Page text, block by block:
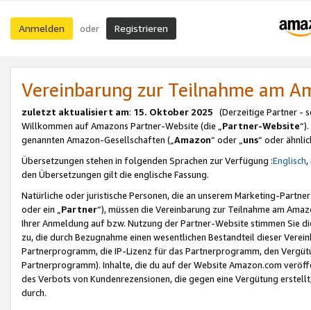
Anmelden oder Registrieren
Vereinbarung zur Teilnahme am
zuletzt aktualisiert am: 15. Oktober 2025 (Derzeitige Partner -
Willkommen auf Amazons Partner-Website (die „Partner-Website
genannten Amazon-Gesellschaften („Amazon“ oder „uns“ oder
Übersetzungen stehen in folgenden Sprachen zur Verfügung :Englisch,
den Übersetzungen gilt die englische Fassung.
Natürliche oder juristische Personen, die an unserem Marketing-
oder ein „Partner“), müssen die Vereinbarung zur Teilnahme am
Ihrer Anmeldung auf bzw. Nutzung der Partner-Website stimmen Sie
zu, die durch Bezugnahme einen wesentlichen Bestandteil dieser
Partnerprogramm, die IP-Lizenz für das Partnerprogramm, den
Partnerprogramm). Inhalte, die du auf der Website Amazon.com
des Verbots von Kundenrezensionen, die gegen eine Vergütung
durch.